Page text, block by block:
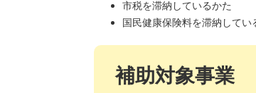
市税を滞納しているかた
国民健康保険料を滞納してい
補助対象事業